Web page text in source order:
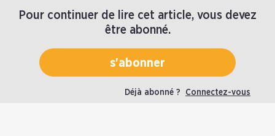
Pour continuer de lire cet article, vous devez
être abonné.
s'abonner
Déjà abonné ? Connectez-vous